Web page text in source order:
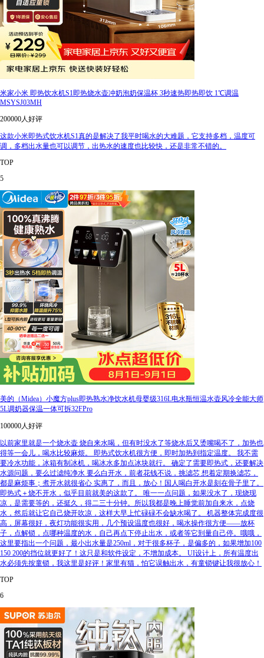
米家小米 即热饮水机S1即热烧水壶冲奶泡奶保温杯 3秒速热即热即饮 1℃调温
MSYSJ03MH
200000人好评
这款小米即热式饮水机S1真的是解决了我平时喝水的大难题，它支持多档，温度可
调，多档出水量也可以调节，出热水的速度也比较快，还是非常不错的。
TOP
5
美的（Midea）小魔方plus即热熟水净饮水机母婴级316L电水瓶恒温水壶风冷全能大师
5L调奶器保温一体可拆32FPro
100000人好评
以前家里就是一个烧水壶 烧自来水喝，但有时没水了等烧水后又烫嘴喝不了，加热也
得等一会儿，喝水比较麻烦。 即热式饮水机很方便，即时加热到指定温度。 我不需
要冷水功能，冰箱有制冰机，喝冰水多加点冰块就行。 确定了需要即热式，还要解决
水源问题，要么过滤纯净水 要么白开水，前者花钱不说，挑滤芯 想着定期换滤芯，
都是麻烦事；煮开水就很省心 实惠了，而且，放心！国人喝白开水是刻在骨子里了。
即热式＋烧不开水，似乎目前就美的这款了。 唯一一点问题，如果没水了，现烧现
凉，是需要等的，还挺久，得二三十分钟。所以我都是晚上睡觉前加自来水，点烧
水，然后就让它自己烧开吹凉，这样大早上忙碌碌不会缺水喝了。 机器整体完成度很
高，屏幕很好，夜灯功能很实用，几个预设温度也很好，喝水操作很方便——放杯
子，点解锁，点哪种温度的水，自己再点下停止出水，或者等它到量自己停。哦哦，
这里要指出一个问题，最小出水量是250ml，对于很多杯子，是偏多的，如果增加100
150 200的挡位就更好了！这只是和软件设定，不增加成本。 UI设计上，所有温度出
水必须先按童锁，我这里是好评！家里有猫，怕它误触出水，有童锁键让我很放心！
TOP
6